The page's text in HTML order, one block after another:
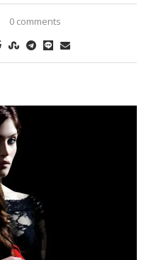
0 comments